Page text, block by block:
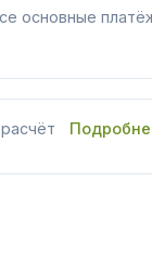
основные